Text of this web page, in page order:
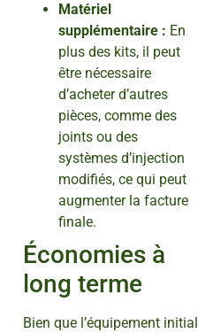
Matériel
supplémentaire : En
plus des kits, il peut
être nécessaire
d’acheter d’autres
pièces, comme des
joints ou des
systèmes d’injection
modifiés, ce qui peut
augmenter la facture
finale.
Économies à
long terme
Bien que l’équipement initial